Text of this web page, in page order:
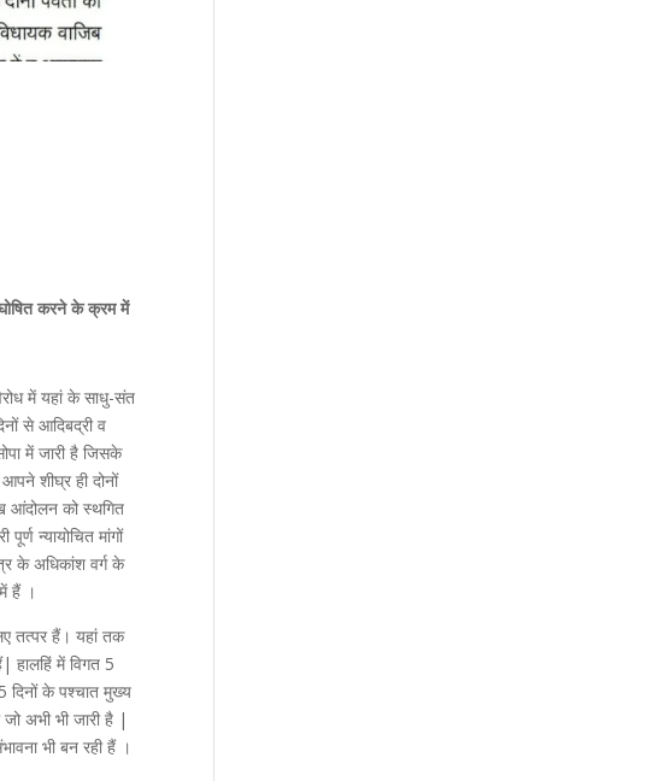
करने के क्रम में
में यहां के साधु-संत
से आदिबद्री व
में जारी है जिसके
शीघ्र ही दोनों
आंदोलन को स्थगित
न्यायोचित मांगों
के अधिकांश वर्ग के
हैं ।
तत्पर हैं। यहां तक
हालहिं में विगत 5
दिनों के पश्चात मुख्य
अभी भी जारी है |
भी बन रही हैं ।